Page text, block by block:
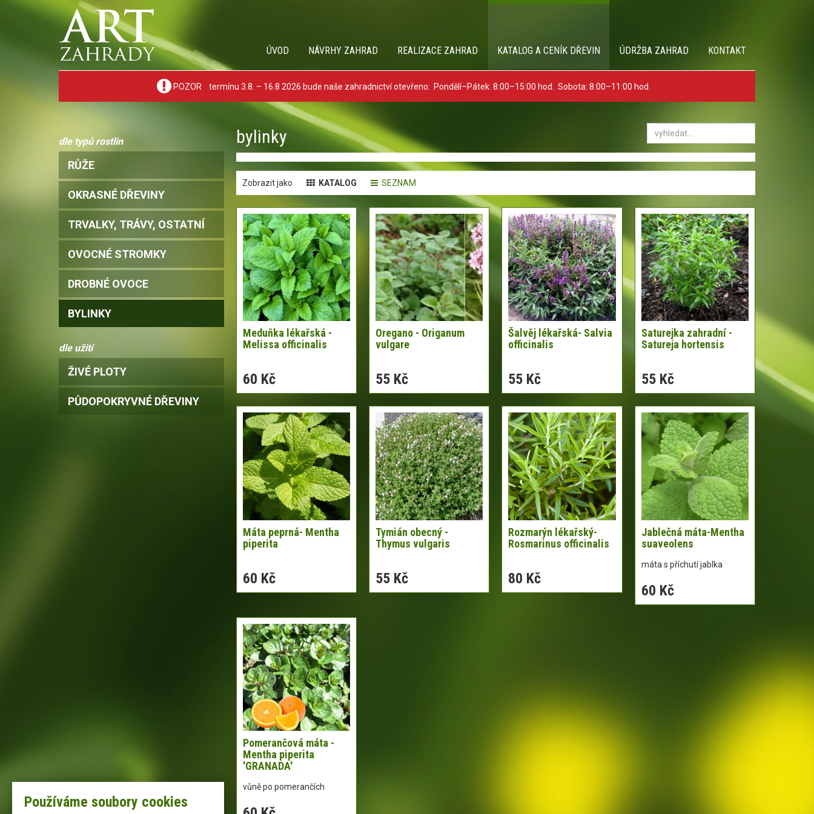
ÚVOD NÁVRHY ZAHRAD REALIZACE ZAHRAD KATALOG A CENÍK DŘEVIN ÚDRŽBA ZAHRAD KONTAKT
POZOR termínu 3.8. – 16.8 2026 bude naše zahradnictví otevřeno: Pondělí–Pátek: 8:00–15:00 hod. Sobota: 8:00–11:00 hod.
dle typů rostlin
RŮŽE
OKRASNÉ DŘEVINY
TRVALKY, TRÁVY, OSTATNÍ
OVOCNÉ STROMKY
DROBNÉ OVOCE
BYLINKY
dle užití
ŽIVÉ PLOTY
PŮDOPOKRYVNÉ DŘEVINY
bylinky
Zobrazit jako KATALOG SEZNAM
Meduňka lékařská -
Melissa officinalis
60 Kč
Oregano - Origanum
vulgare
55 Kč
Šalvěj lékařská- Salvia
officinalis
55 Kč
Saturejka zahradní -
Satureja hortensis
55 Kč
Máta peprná- Mentha
piperita
60 Kč
Tymián obecný -
Thymus vulgaris
55 Kč
Rozmarýn lékařský-
Rosmarinus officinalis
80 Kč
Jablečná máta-Mentha
suaveolens
máta s příchutí jablka
60 Kč
Pomerančová máta -
Mentha piperita
'GRANADA'
vůně po pomerančích
Používáme soubory cookies